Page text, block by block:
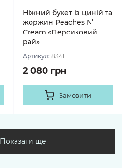
Ніжний букет із циній та
жоржин Peaches N’
Cream «Персиковий
рай»
Артикул: 8341
2 080 грн
Замовити
Показати ще